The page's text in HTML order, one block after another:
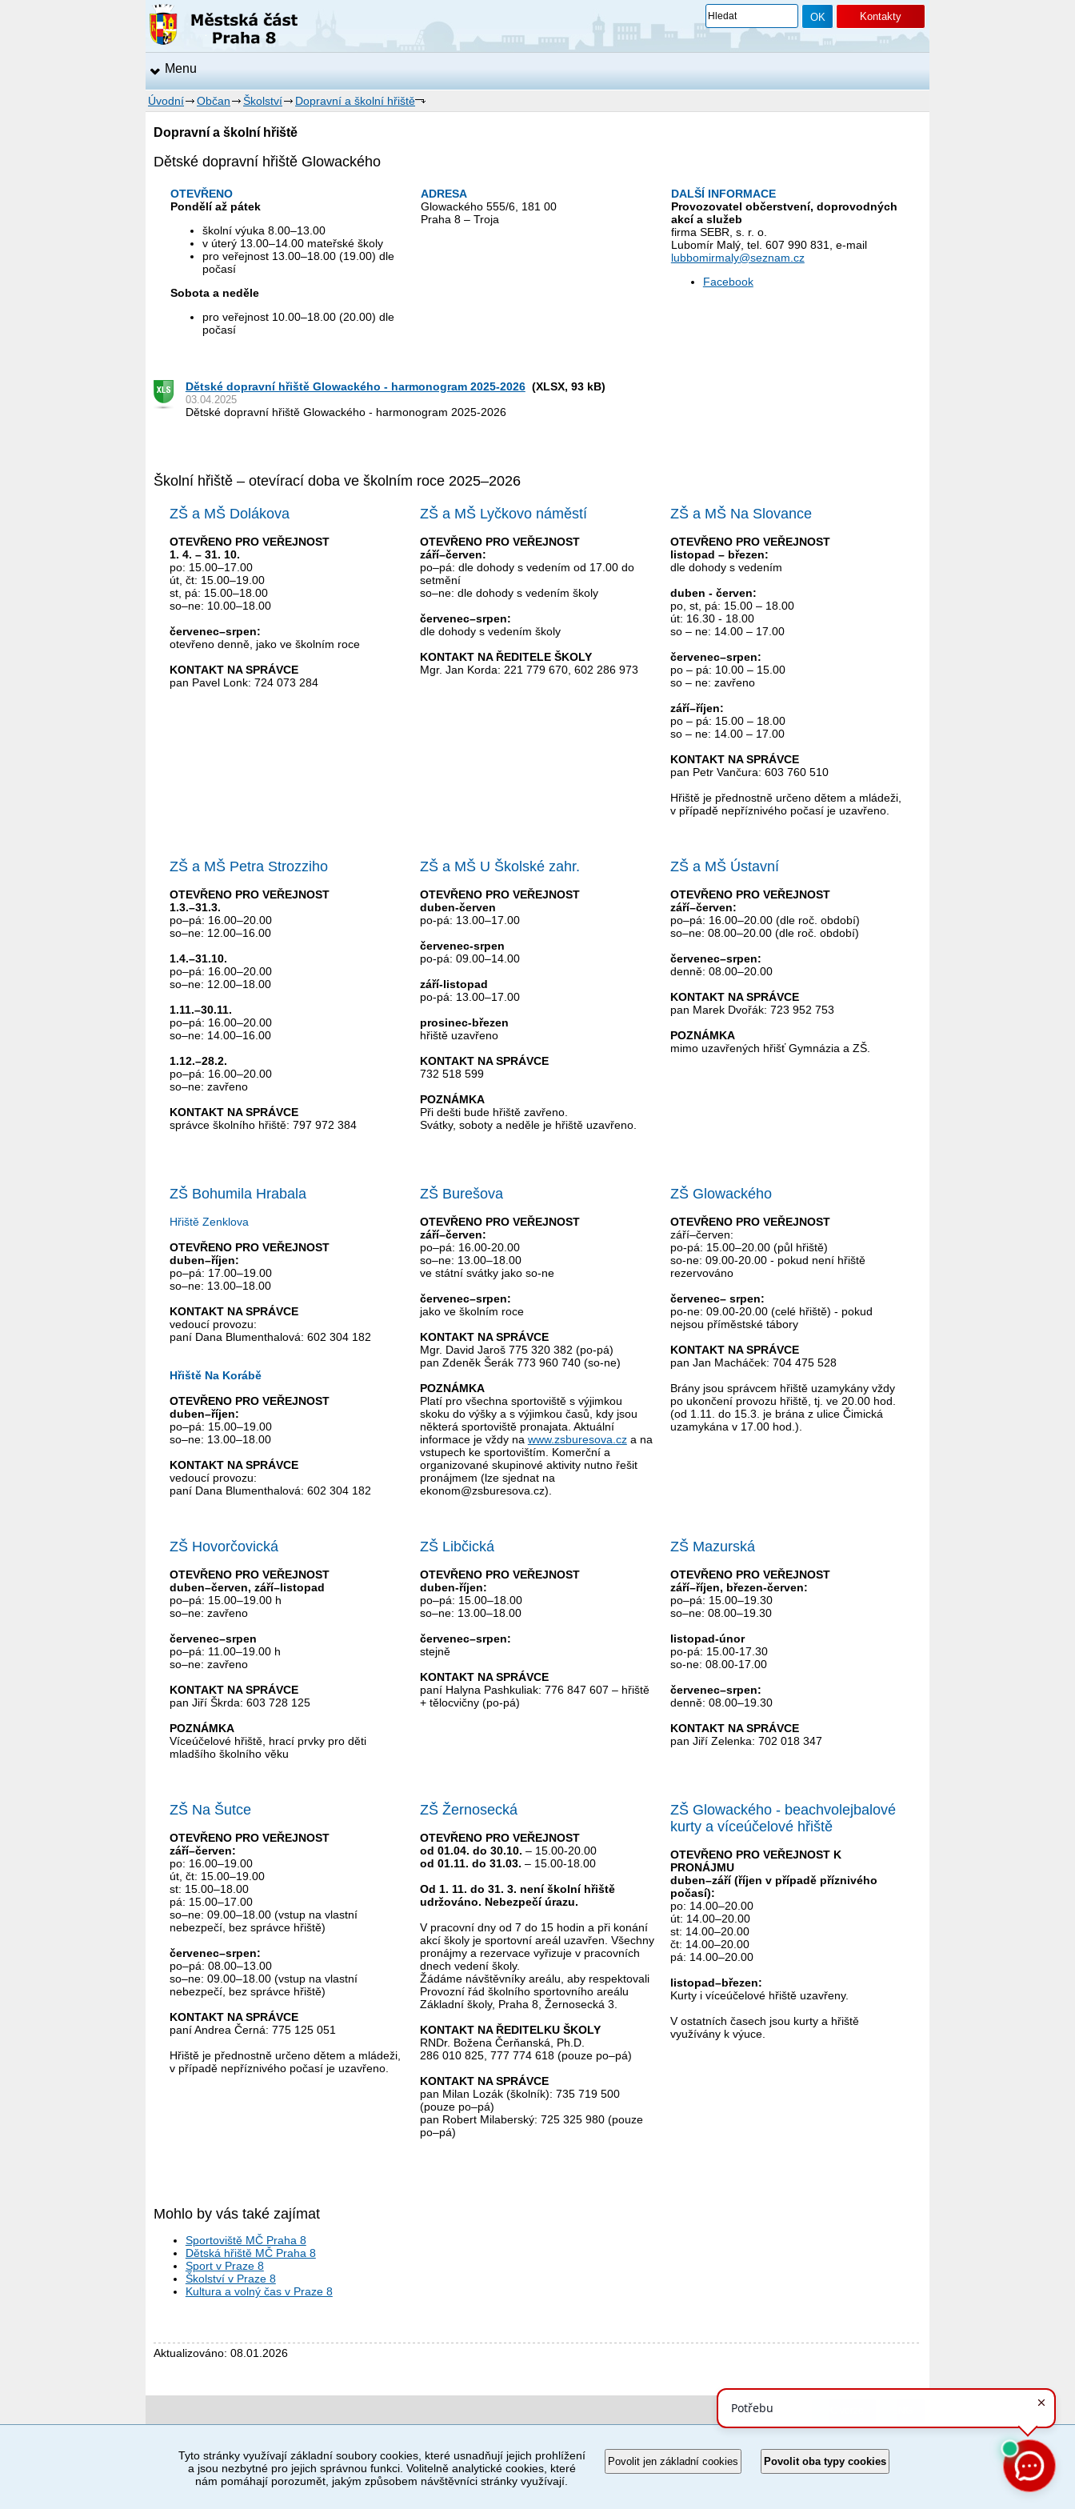
Kontakty
Menu
Úvodní Občan Školství Dopravní a školní hřiště
Dopravní a školní hřiště
Dětské dopravní hřiště Glowackého
OTEVŘENO
Pondělí až pátek
školní výuka 8.00–13.00
v úterý 13.00–14.00 mateřské školy
pro veřejnost 13.00–18.00 (19.00) dle
počasí
Sobota a neděle
pro veřejnost 10.00–18.00 (20.00) dle
počasí
ADRESA
Glowackého 555/6, 181 00
Praha 8 – Troja
DALŠÍ INFORMACE
Provozovatel občerstvení, doprovodných
akcí a služeb
firma SEBR, s. r. o.
Lubomír Malý, tel. 607 990 831, e-mail
lubbomirmaly@seznam.cz
Facebook
Dětské dopravní hřiště Glowackého - harmonogram 2025-2026(XLSX, 93 kB)
03.04.2025
Dětské dopravní hřiště Glowackého - harmonogram 2025-2026
Školní hřiště – otevírací doba ve školním roce 2025–2026
ZŠ a MŠ Dolákova
OTEVŘENO PRO VEŘEJNOST
1. 4. – 31. 10.
po: 15.00–17.00
út, čt: 15.00–19.00
st, pá: 15.00–18.00
so–ne: 10.00–18.00
červenec–srpen:
otevřeno denně, jako ve školním roce
KONTAKT NA SPRÁVCE
pan Pavel Lonk: 724 073 284
ZŠ a MŠ Lyčkovo náměstí
OTEVŘENO PRO VEŘEJNOST
září–červen:
po–pá: dle dohody s vedením od 17.00 do
setmění
so–ne: dle dohody s vedením školy
červenec–srpen:
dle dohody s vedením školy
KONTAKT NA ŘEDITELE ŠKOLY
Mgr. Jan Korda: 221 779 670, 602 286 973
ZŠ a MŠ Na Slovance
OTEVŘENO PRO VEŘEJNOST
listopad – březen:
dle dohody s vedením
duben - červen:
po, st, pá: 15.00 – 18.00
út: 16.30 - 18.00
so – ne: 14.00 – 17.00
červenec–srpen:
po – pá: 10.00 – 15.00
so – ne: zavřeno
září–říjen:
po – pá: 15.00 – 18.00
so – ne: 14.00 – 17.00
KONTAKT NA SPRÁVCE
pan Petr Vančura: 603 760 510
Hřiště je přednostně určeno dětem a mládeži,
v případě nepříznivého počasí je uzavřeno.
ZŠ a MŠ Petra Strozziho
OTEVŘENO PRO VEŘEJNOST
1.3.–31.3.
po–pá: 16.00–20.00
so–ne: 12.00–16.00
1.4.–31.10.
po–pá: 16.00–20.00
so–ne: 12.00–18.00
1.11.–30.11.
po–pá: 16.00–20.00
so–ne: 14.00–16.00
1.12.–28.2.
po–pá: 16.00–20.00
so–ne: zavřeno
KONTAKT NA SPRÁVCE
správce školního hřiště: 797 972 384
ZŠ a MŠ U Školské zahr.
OTEVŘENO PRO VEŘEJNOST
duben-červen
po-pá: 13.00–17.00
červenec-srpen
po-pá: 09.00–14.00
září-listopad
po-pá: 13.00–17.00
prosinec-březen
hřiště uzavřeno
KONTAKT NA SPRÁVCE
732 518 599
POZNÁMKA
Při dešti bude hřiště zavřeno.
Svátky, soboty a neděle je hřiště uzavřeno.
ZŠ a MŠ Ústavní
OTEVŘENO PRO VEŘEJNOST
září–červen:
po–pá: 16.00–20.00 (dle roč. období)
so–ne: 08.00–20.00 (dle roč. období)
červenec–srpen:
denně: 08.00–20.00
KONTAKT NA SPRÁVCE
pan Marek Dvořák: 723 952 753
POZNÁMKA
mimo uzavřených hřišť Gymnázia a ZŠ.
ZŠ Bohumila Hrabala
Hřiště Zenklova
OTEVŘENO PRO VEŘEJNOST
duben–říjen:
po–pá: 17.00–19.00
so–ne: 13.00–18.00
KONTAKT NA SPRÁVCE
vedoucí provozu:
paní Dana Blumenthalová: 602 304 182
Hřiště Na Korábě
OTEVŘENO PRO VEŘEJNOST
duben–říjen:
po–pá: 15.00–19.00
so–ne: 13.00–18.00
KONTAKT NA SPRÁVCE
vedoucí provozu:
paní Dana Blumenthalová: 602 304 182
ZŠ Burešova
OTEVŘENO PRO VEŘEJNOST
září–červen:
po–pá: 16.00-20.00
so–ne: 13.00–18.00
ve státní svátky jako so-ne
červenec–srpen:
jako ve školním roce
KONTAKT NA SPRÁVCE
Mgr. David Jaroš 775 320 382 (po-pá)
pan Zdeněk Šerák 773 960 740 (so-ne)
POZNÁMKA
Platí pro všechna sportoviště s výjimkou
skoku do výšky a s výjimkou časů, kdy jsou
některá sportoviště pronajata. Aktuální
informace je vždy na www.zsburesova.cza na
vstupech ke sportovištím. Komerční a
organizované skupinové aktivity nutno řešit
pronájmem (lze sjednat na
ekonom@zsburesova.cz).
ZŠ Glowackého
OTEVŘENO PRO VEŘEJNOST
září–červen:
po-pá: 15.00–20.00 (půl hřiště)
so-ne: 09.00-20.00 - pokud není hřiště
rezervováno
červenec– srpen:
po-ne: 09.00-20.00 (celé hřiště) - pokud
nejsou příměstské tábory
KONTAKT NA SPRÁVCE
pan Jan Macháček: 704 475 528
Brány jsou správcem hřiště uzamykány vždy
po ukončení provozu hřiště, tj. ve 20.00 hod.
(od 1.11. do 15.3. je brána z ulice Čimická
uzamykána v 17.00 hod.).
ZŠ Hovorčovická
OTEVŘENO PRO VEŘEJNOST
duben–červen, září–listopad
po–pá: 15.00–19.00 h
so–ne: zavřeno
červenec–srpen
po–pá: 11.00–19.00 h
so–ne: zavřeno
KONTAKT NA SPRÁVCE
pan Jiří Škrda: 603 728 125
POZNÁMKA
Víceúčelové hřiště, hrací prvky pro děti
mladšího školního věku
ZŠ Libčická
OTEVŘENO PRO VEŘEJNOST
duben-říjen:
po–pá: 15.00–18.00
so–ne: 13.00–18.00
červenec–srpen:
stejně
KONTAKT NA SPRÁVCE
paní Halyna Pashkuliak: 776 847 607 – hřiště
+ tělocvičny (po-pá)
ZŠ Mazurská
OTEVŘENO PRO VEŘEJNOST
září–říjen, březen-červen:
po–pá: 15.00–19.30
so–ne: 08.00–19.30
listopad-únor
po-pá: 15.00-17.30
so-ne: 08.00-17.00
červenec–srpen:
denně: 08.00–19.30
KONTAKT NA SPRÁVCE
pan Jiří Zelenka: 702 018 347
ZŠ Na Šutce
OTEVŘENO PRO VEŘEJNOST
září–červen:
po: 16.00–19.00
út, čt: 15.00–19.00
st: 15.00–18.00
pá: 15.00–17.00
so–ne: 09.00–18.00 (vstup na vlastní
nebezpečí, bez správce hřiště)
červenec–srpen:
po–pá: 08.00–13.00
so–ne: 09.00–18.00 (vstup na vlastní
nebezpečí, bez správce hřiště)
KONTAKT NA SPRÁVCE
paní Andrea Černá: 775 125 051
Hřiště je přednostně určeno dětem a mládeži,
v případě nepříznivého počasí je uzavřeno.
ZŠ Žernosecká
OTEVŘENO PRO VEŘEJNOST
od 01.04. do 30.10. – 15.00-20.00
od 01.11. do 31.03. – 15.00-18.00
Od 1. 11. do 31. 3. není školní hřiště
udržováno. Nebezpečí úrazu.
V pracovní dny od 7 do 15 hodin a při konání
akcí školy je sportovní areál uzavřen. Všechny
pronájmy a rezervace vyřizuje v pracovních
dnech vedení školy.
Žádáme návštěvníky areálu, aby respektovali
Provozní řád školního sportovního areálu
Základní školy, Praha 8, Žernosecká 3.
KONTAKT NA ŘEDITELKU ŠKOLY
RNDr. Božena Čerňanská, Ph.D.
286 010 825, 777 774 618 (pouze po–pá)
KONTAKT NA SPRÁVCE
pan Milan Lozák (školník): 735 719 500
(pouze po–pá)
pan Robert Milaberský: 725 325 980 (pouze
po–pá)
ZŠ Glowackého - beachvolejbalové
kurty a víceúčelové hřiště
OTEVŘENO PRO VEŘEJNOST K
PRONÁJMU
duben–září (říjen v případě příznivého
počasí):
po: 14.00–20.00
út: 14.00–20.00
st: 14.00–20.00
čt: 14.00–20.00
pá: 14.00–20.00
listopad–březen:
Kurty i víceúčelové hřiště uzavřeny.
V ostatních časech jsou kurty a hřiště
využívány k výuce.
Mohlo by vás také zajímat
Sportoviště MČ Praha 8
Dětská hřiště MČ Praha 8
Sport v Praze 8
Školství v Praze 8
Kultura a volný čas v Praze 8
Aktualizováno: 08.01.2026
© 2012–2019 MČ Praha 8
Tyto stránky využívají základní soubory cookies, které usnadňují jejich prohlížení
a jsou nezbytné pro jejich správnou funkci. Volitelně analytické cookies, které
nám pomáhají porozumět, jakým způsobem návštěvníci stránky využívají.
Povolit jen základní cookies Povolit oba typy cookies